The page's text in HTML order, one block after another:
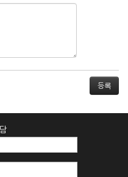
사는 신청자의 실명 확인 절
없으며, 회원 1인당 한 개
인해 변경하고자 하는 경
로 등록하지 않은 자의 일
할 경우
경우
, 정보를 도용한 경우
도로 본 서비스를 이용할